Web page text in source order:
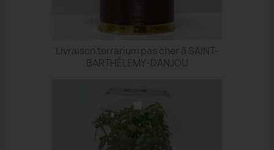
Livraison terrarium pas cher à SAINT-
BARTHÉLEMY-D'ANJOU